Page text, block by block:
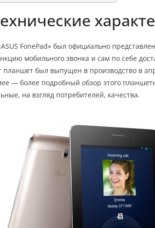
FоnеPаd» был официально
мобильного звонка и сам по себе
планшет был выпущен в производство в
— более подробный обзор этого
на взгляд потребителей, качества.